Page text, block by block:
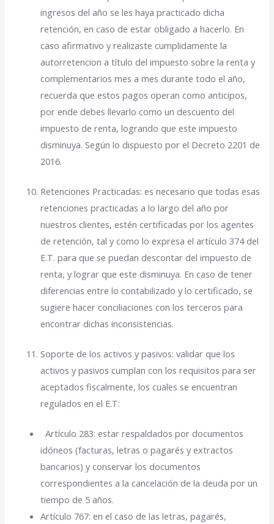
ingresos del año se les haya practicado dicha
retención, en caso de estar obligado a hacerlo. En
caso afirmativo y realizaste cumplidamente la
autorretencion a título del impuesto sobre la renta y
complementarios mes a mes durante todo el año,
recuerda que estos pagos operan como anticipos,
por ende debes llevarlo como un descuento del
impuesto de renta, logrando que este impuesto
disminuya. Según lo dispuesto por el Decreto 2201 de
2016.
Retenciones Practicadas: es necesario que todas esas
retenciones practicadas a lo largo del año por
nuestros clientes, estén certificadas por los agentes
de retención, tal y como lo expresa el artículo 374 del
E.T. para que se puedan descontar del impuesto de
renta, y lograr que este disminuya. En caso de tener
diferencias entre lo contabilizado y lo certificado, se
sugiere hacer conciliaciones con los terceros para
encontrar dichas inconsistencias.
Soporte de los activos y pasivos: validar que los
activos y pasivos cumplan con los requisitos para ser
aceptados fiscalmente, los cuales se encuentran
regulados en el E.T:
Artículo 283: estar respaldados por documentos
idóneos (facturas, letras o pagarés y extractos
bancarios) y conservar los documentos
correspondientes a la cancelación de la deuda por un
tiempo de 5 años.
Artículo 767: en el caso de las letras, pagarés,